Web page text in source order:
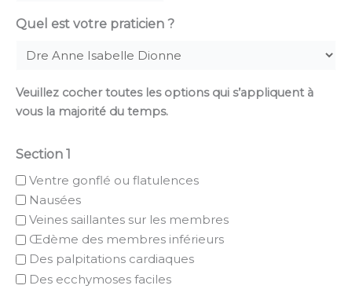
MM
dash
Quel est votre praticien ?
Veuillez cocher toutes les options qui s’appliquent à
vous la majorité du temps.
Section 1
Ventre gonflé ou flatulences
Nausées
Veines saillantes sur les membres
Œdème des membres inférieurs
Des palpitations cardiaques
Des ecchymoses faciles